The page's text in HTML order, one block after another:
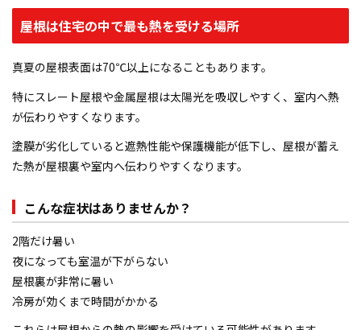
お知らせ
屋根は住宅の中で最も熱を受ける場所
真夏の屋根表面は70℃以上になることもあります。
特にスレート屋根や金属屋根は太陽光を吸収しやすく、室内へ熱
が伝わりやすくなります。
塗膜が劣化していると遮熱性能や保護機能が低下し、屋根が蓄え
た熱が屋根裏や室内へ伝わりやすくなります。
こんな症状はありませんか？
2階だけ暑い
夜になっても室温が下がらない
屋根裏が非常に暑い
冷房が効くまで時間がかかる